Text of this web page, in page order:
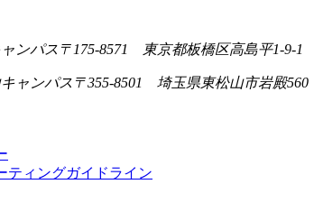
ンパス 〒175-8571 東京都板橋区高島平1-9-1
ャンパス 〒355-8501 埼玉県東松山市岩殿560
ティングガイドライン